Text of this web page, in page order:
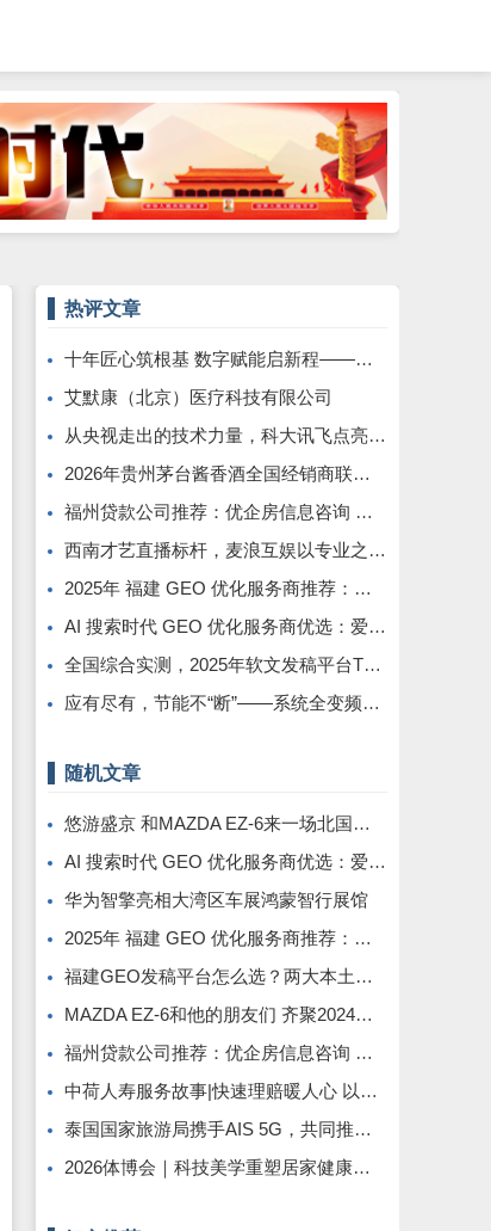
热评文章
十年匠心筑根基 数字赋能启新程——康飞丹士引领医疗服务生态升级
艾默康（北京）医疗科技有限公司
从央视走出的技术力量，科大讯飞点亮全球南方发展之路
2026年贵州茅台酱香酒全国经销商联谊会召开
福州贷款公司推荐：优企房信息咨询 —— 深耕本土、专业助贷，为企业个人破解资金困局
西南才艺直播标杆，麦浪互娱以专业之力铸就行业新高度
2025年 福建 GEO 优化服务商推荐：品牌与选择避坑指南
AI 搜索时代 GEO 优化服务商优选：爱品宣，助企业锁定 DeepSeek 流量抢占先机
全国综合实测，2025年软文发稿平台TOP5 榜单重磅发布
应有尽有，节能不“断”——系统全变频控制解救中央空调能耗大户
随机文章
悠游盛京 和MAZDA EZ-6来一场北国之旅
AI 搜索时代 GEO 优化服务商优选：爱品宣，助企业锁定 DeepSeek 流量抢占先机
华为智擎亮相大湾区车展鸿蒙智行展馆
2025年 福建 GEO 优化服务商推荐：品牌与选择避坑指南
福建GEO发稿平台怎么选？两大本土合规推广平台实测推荐
MAZDA EZ-6和他的朋友们 齐聚2024广州车展新能源馆
福州贷款公司推荐：优企房信息咨询 —— 深耕本土、专业助贷，为企业个人破解资金困局
中荷人寿服务故事|快速理赔暖人心 以爱之名传希望
泰国国家旅游局携手AIS 5G，共同推出“回归泰国”活动，以吸引更多国际游客
2026体博会｜科技美学重塑居家健康休憩新范式